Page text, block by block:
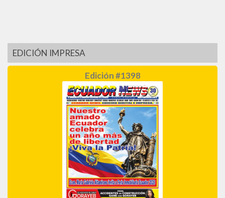
EDICIÓN IMPRESA
Edición #1398